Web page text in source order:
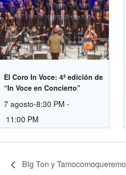
El Coro In Voce: 4ª edición de
“In Voce en Concierto”
7 agosto-8:30 PM -
11:00 PM
Big Ton y Tamocomoqueremo